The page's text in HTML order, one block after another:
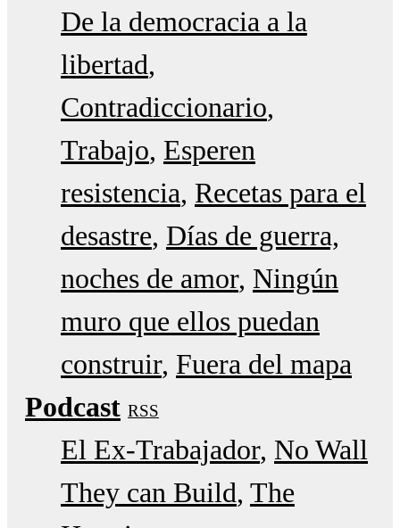
De la democracia a la
libertad
Contradiccionario
Trabajo Esperen
resistencia Recetas para el
desastre Días de guerra,
noches de amor Ningún
muro que ellos puedan
construir Fuera del mapa
Podcast RSS
El Ex-Trabajador No Wall
They can Build The